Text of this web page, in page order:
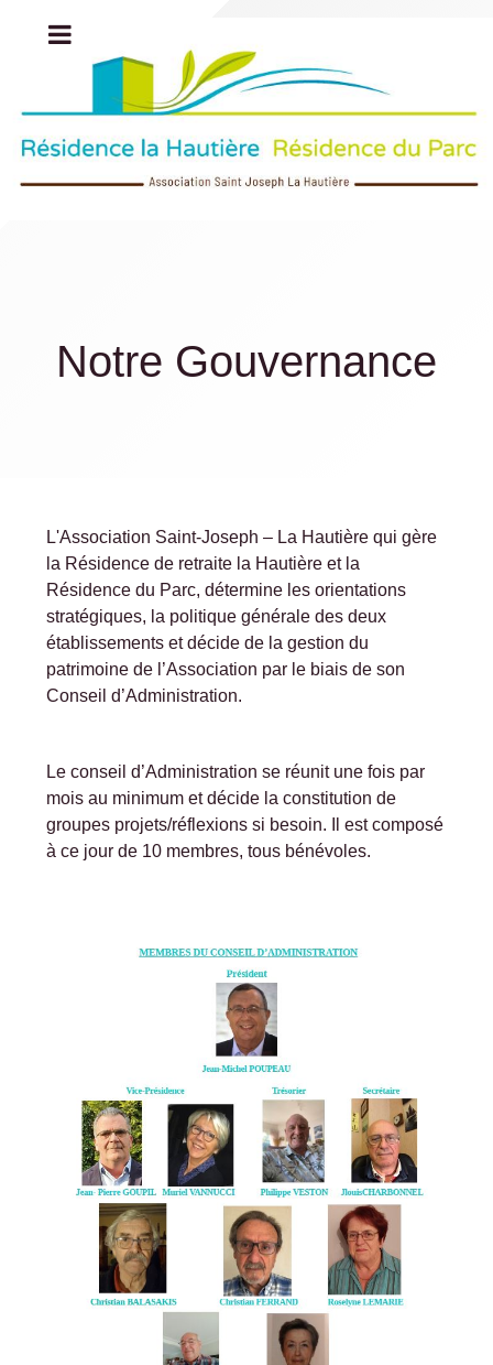
Notre Gouvernance
L'Association Saint-Joseph – La Hautière qui gère
la Résidence de retraite la Hautière et la
Résidence du Parc, détermine les orientations
stratégiques, la politique générale des deux
établissements et décide de la gestion du
patrimoine de l’Association par le biais de son
Conseil d’Administration.
Le conseil d’Administration se réunit une fois par
mois au minimum et décide la constitution de
groupes projets/réflexions si besoin. Il est composé
à ce jour de 10 membres, tous bénévoles.